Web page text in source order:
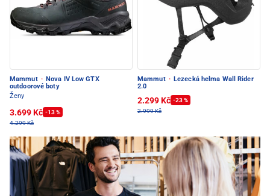
Mammut · Nova IV Low GTX
outdoorové boty
Ženy
3.699 Kč -13 %
4.299 Kč
Mammut · Lezecká helma Wall Rider
2.0
2.299 Kč -23 %
2.999 Kč